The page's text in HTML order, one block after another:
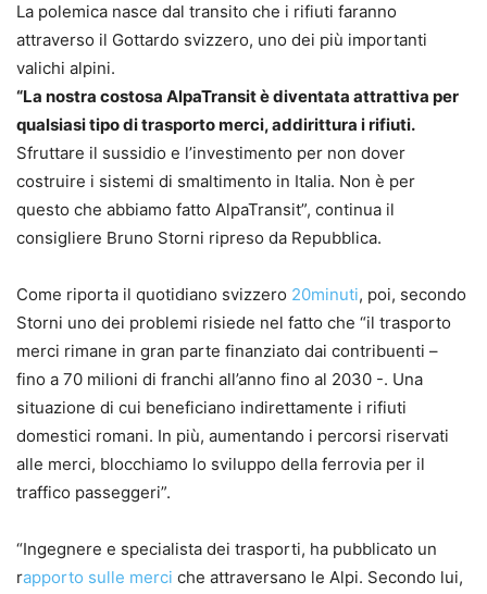
La polemica nasce dal transito che i rifiuti faranno
attraverso il Gottardo svizzero, uno dei più importanti
valichi alpini.
“La nostra costosa AlpaTransit è diventata attrattiva per
qualsiasi tipo di trasporto merci, addirittura i rifiuti.
Sfruttare il sussidio e l’investimento per non dover
costruire i sistemi di smaltimento in Italia. Non è per
questo che abbiamo fatto AlpaTransit”, continua il
consigliere Bruno Storni ripreso da Repubblica.
Come riporta il quotidiano svizzero 20minuti, poi, secondo
Storni uno dei problemi risiede nel fatto che “il trasporto
merci rimane in gran parte finanziato dai contribuenti –
fino a 70 milioni di franchi all’anno fino al 2030 -. Una
situazione di cui beneficiano indirettamente i rifiuti
domestici romani. In più, aumentando i percorsi riservati
alle merci, blocchiamo lo sviluppo della ferrovia per il
traffico passeggeri”.
“Ingegnere e specialista dei trasporti, ha pubblicato un
rapporto sulle merci che attraversano le Alpi. Secondo lui,